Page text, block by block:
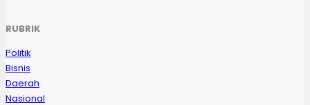
RUBRIK
Politik
Bisnis
Daerah
Nasional